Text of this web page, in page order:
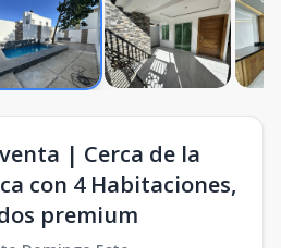
| Cerca de la
con 4 Habitaciones,
premium